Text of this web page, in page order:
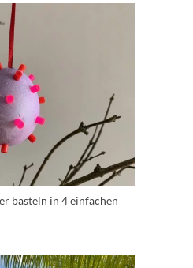
basteln in 4 einfachen